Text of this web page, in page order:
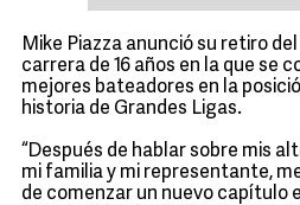
Mike Piazza anunció su retiro
carrera de 16 años en la que se
mejores bateadores en la
historia de Grandes Ligas.
“Después de hablar sobre mis
mi familia y mi representante,
de comenzar un nuevo capítulo